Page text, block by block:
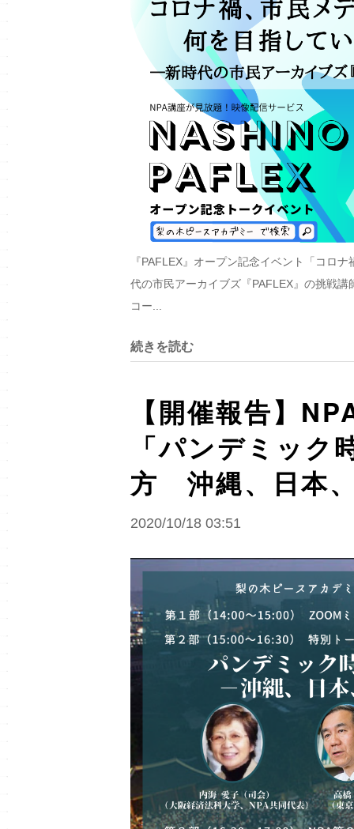
『PAFLEX』オープン記念イベント「コロ
代の市民アーカイブズ『PAFLEX』の挑戦
コー...
続きを読む
【開催報告】
「パンデミック
方 沖縄、日本
2020/10/18 03:51